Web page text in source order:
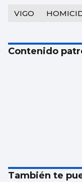
VIGO
Contenido
También te